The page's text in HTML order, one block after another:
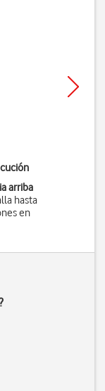
arriba
hasta
en